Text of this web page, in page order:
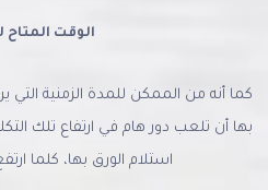
الوقت المتاح
كما أنه من الممكن للمدة الزمنية التي
بها أن تلعب دور هام في ارتفاع تلك
استلام الورق بها، كلما